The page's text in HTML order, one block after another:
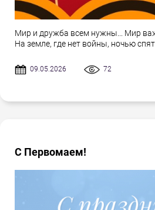
Мир и дружба всем нужны... Мир
На земле, где нет войны, ночью
09.05.2026 72
С Первомаем!